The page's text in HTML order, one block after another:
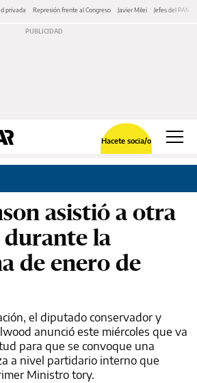
privada Represión frente al Congreso Javier Milei Jefes del PAMI
Hacete socia/o
asistió a otra
durante la
de enero de
el diputado conservador y
anunció este miércoles que va
para que se convoque una
a nivel partidario interno que
Ministro tory.